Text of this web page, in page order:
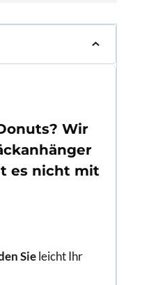
Wir
es nicht mit
Sieleicht Ihr